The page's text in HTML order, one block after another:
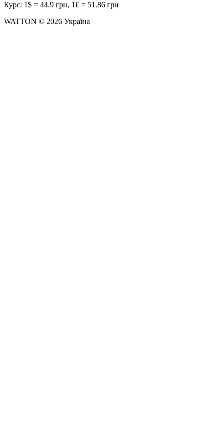
Курс: 1$ = 44.9 грн, 1€ = 51.86 грн
WATTON © 2026 Україна